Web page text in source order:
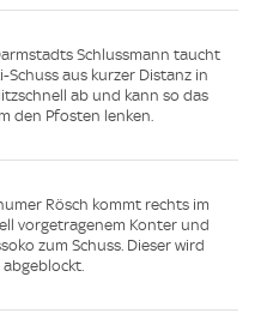
Schlussmann taucht
Schuss aus kurzer Distanz in
ab und kann so das
den Pfosten lenken.
Rösch kommt rechts im
vorgetragenem Konter und
zum Schuss. Dieser wird